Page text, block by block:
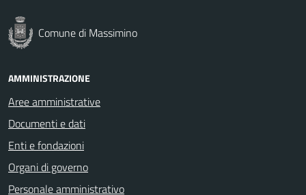
Comune di Massimino
AMMINISTRAZIONE
Aree amministrative
Documenti e dati
Enti e fondazioni
Organi di governo
Personale amministrativo